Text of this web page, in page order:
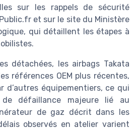
sur les rappels de sécurité
et sur le site du Ministère
qui détaillent les étapes à
détachées, les airbags Takata
références OEM plus récentes,
d’autres équipementiers, ce qui
défaillance majeure lié au
de gaz décrit dans les
observés en atelier varient